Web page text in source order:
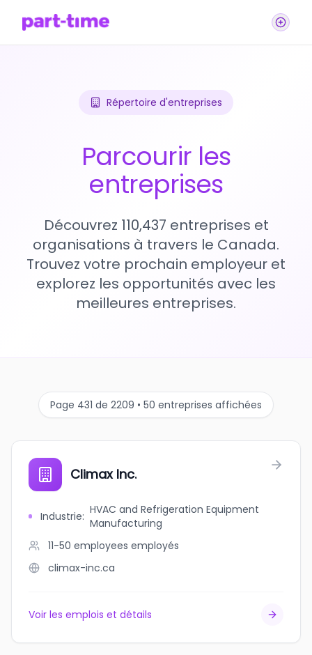
Répertoire d'entreprises
Parcourir les
entreprises
Découvrez 110,437 entreprises et
organisations à travers le Canada.
Trouvez votre prochain employeur et
explorez les opportunités avec les
meilleures entreprises.
Page 431 de 2209 • 50 entreprises affichées
Climax Inc.
Industrie: HVAC and Refrigeration Equipment
Manufacturing
11-50 employees employés
climax-inc.ca
Voir les emplois et détails